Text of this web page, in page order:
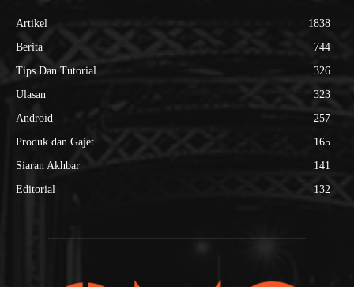
Artikel
1838
Berita
744
Tips Dan Tutorial
326
Ulasan
323
Android
257
Produk dan Gajet
165
Siaran Akhbar
141
Editorial
132